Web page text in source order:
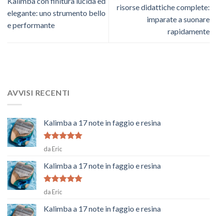
elegante: uno strumento bello
e performante
risorse didattiche complete:
imparate a suonare
rapidamente
AVVISI RECENTI
Kalimba a 17 note in faggio e resina
Voto
da Eric
Kalimba a 17 note in faggio e resina
Voto
da Eric
Kalimba a 17 note in faggio e resina